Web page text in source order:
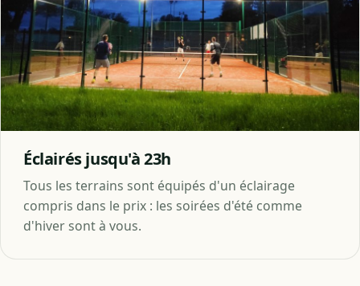
Éclairés jusqu'à 23h
Tous les terrains sont équipés d'un éclairage
compris dans le prix : les soirées d'été comme
d'hiver sont à vous.